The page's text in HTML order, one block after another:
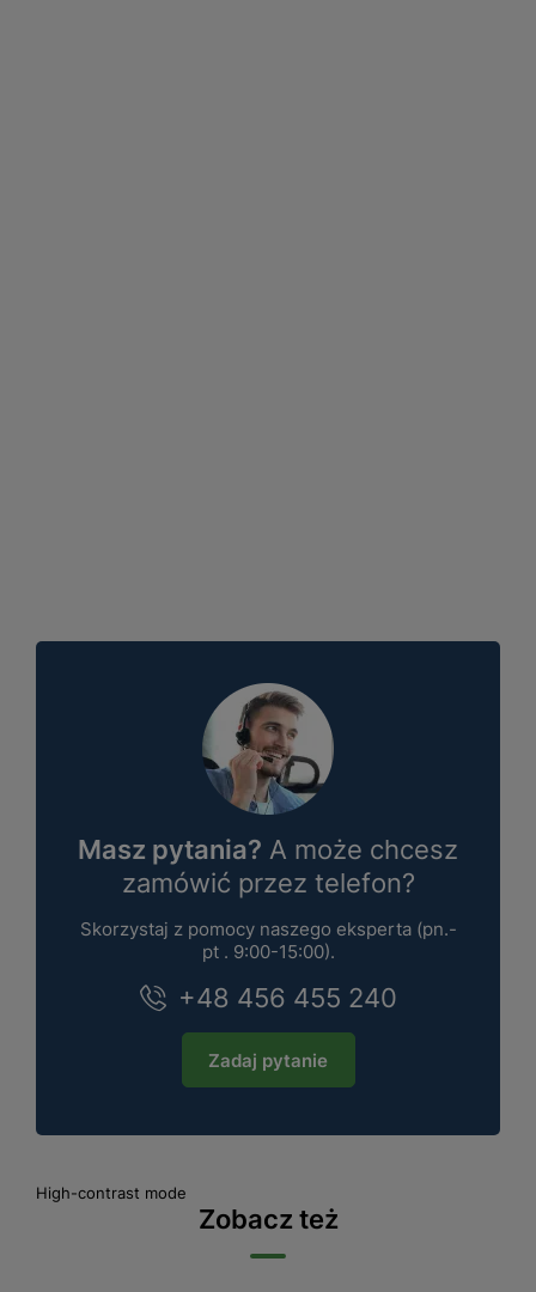
Masz pytania? A może chcesz
zamówić przez telefon?
Skorzystaj z pomocy naszego eksperta (pn.-
pt . 9:00-15:00).
+48 456 455 240
Zadaj pytanie
High-contrast mode
Zobacz też